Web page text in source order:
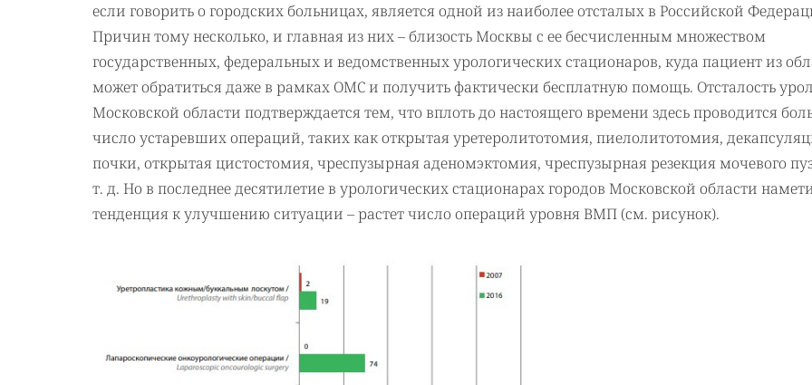
если говорить о городских больницах, является одной из наиболее отсталых в Российской
Причин тому несколько, и главная из них – близость Москвы с ее бесчисленным множеством
государственных, федеральных и ведомственных урологических стационаров, куда пациент из
может обратиться даже в рамках ОМС и получить фактически бесплатную помощь. Отсталость
Московской области подтверждается тем, что вплоть до настоящего времени здесь проводится
число устаревших операций, таких как открытая уретеролитотомия, пиелолитотомия,
почки, открытая цистостомия, чреспузырная аденомэктомия, чреспузырная резекция мочевого
т. д. Но в последнее десятилетие в урологических стационарах городов Московской области
тенденция к улучшению ситуации – растет число операций уровня ВМП (см. рисунок).